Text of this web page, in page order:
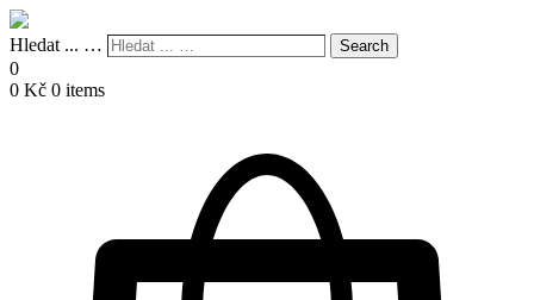
Hledat ... … Search
0
0 Kč 0 items